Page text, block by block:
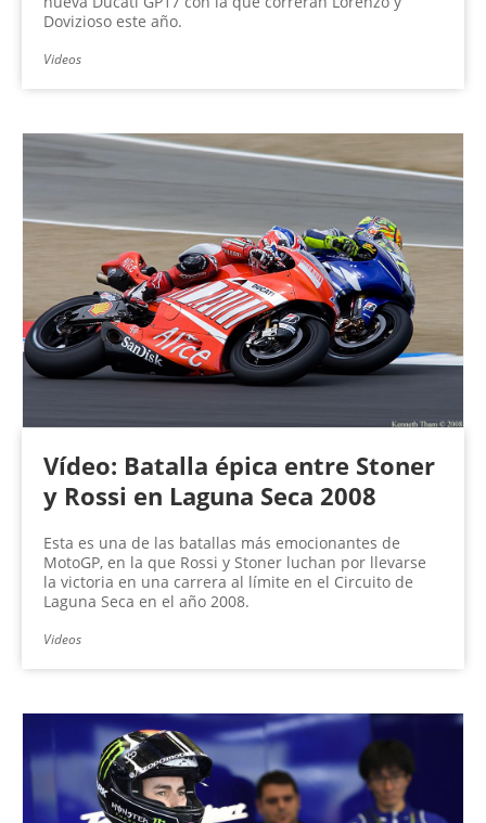
Dovizioso este año.
Videos
Vídeo: Batalla épica entre Stoner
y Rossi en Laguna Seca 2008
Esta es una de las batallas más emocionantes de
MotoGP, en la que Rossi y Stoner luchan por llevarse
la victoria en una carrera al límite en el Circuito de
Laguna Seca en el año 2008.
Videos